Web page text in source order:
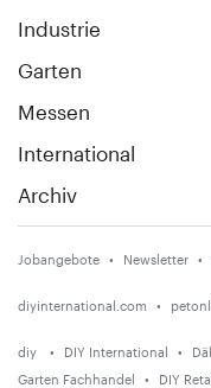
Industrie
Garten
Messen
International
Archiv
Jobangebote Newsletter
diyinternational.com
diy DIY International
Garten Fachhandel
DIY